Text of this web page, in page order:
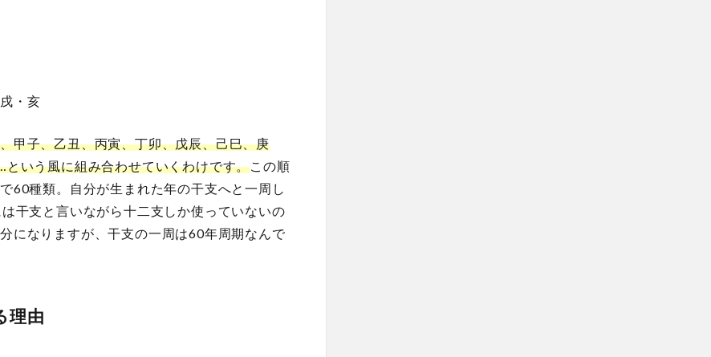
・亥
甲子、乙丑、丙寅、丁卯、戊辰、己巳、庚
いう風に組み合わせていくわけです。 この順
60種類。自分が生まれた年の干支へと一周し
干支と言いながら十二支しか使っていないの
になりますが、干支の一周は60年周期なんで
理由